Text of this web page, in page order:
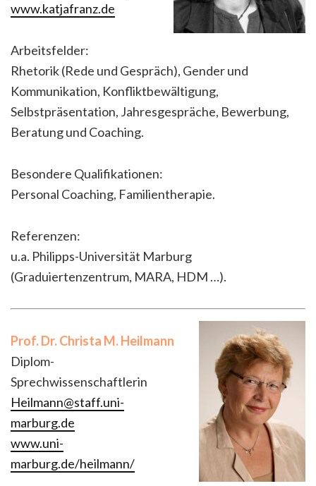
www.katjafranz.de
Arbeitsfelder:
Rhetorik (Rede und Gespräch), Gender und
Kommunikation, Konfliktbewältigung,
Selbstpräsentation, Jahresgespräche, Bewerbung,
Beratung und Coaching.
Besondere Qualifikationen:
Personal Coaching, Familientherapie.
Referenzen:
u.a. Philipps-Universität Marburg
(Graduiertenzentrum, MARA, HDM …).
Prof. Dr. Christa M. Heilmann
Diplom-
Sprechwissenschaftlerin
Heilmann@staff.uni-
marburg.de
www.uni-
marburg.de/heilmann/